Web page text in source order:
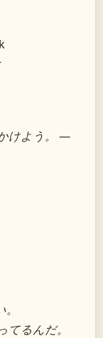
よう。
—
るんだ。